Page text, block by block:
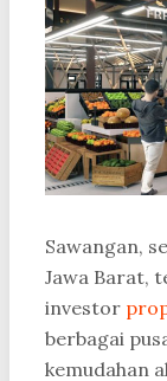
Sawangan,
Jawa Barat,
investor
berbagai
kemudahan